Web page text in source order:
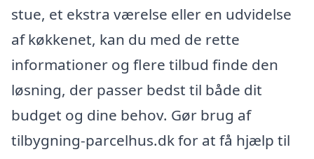
stue, et ekstra værelse eller en udvidelse
af køkkenet, kan du med de rette
informationer og flere tilbud finde den
løsning, der passer bedst til både dit
budget og dine behov. Gør brug af
tilbygning-parcelhus.dk for at få hjælp til